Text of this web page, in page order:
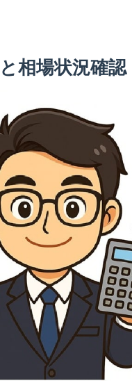
相場状況確認